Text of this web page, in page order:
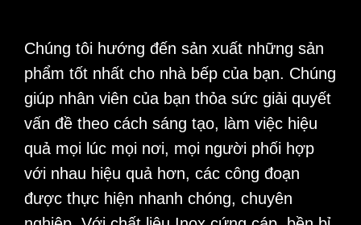
Chúng tôi hướng đến sản xuất những sản
phẩm tốt nhất cho nhà bếp của bạn. Chúng
giúp nhân viên của bạn thỏa sức giải quyết
vấn đề theo cách sáng tạo, làm việc hiệu
quả mọi lúc mọi nơi, mọi người phối hợp
với nhau hiệu quả hơn, các công đoạn
được thực hiện nhanh chóng, chuyên